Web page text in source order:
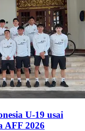
U-19 usai
AFF 2026